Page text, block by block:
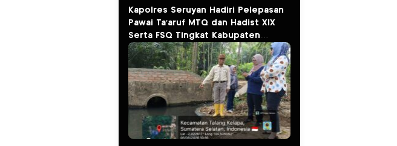
Kapolres Seruyan Hadiri Pelepasan
Pawai Ta’aruf MTQ dan Hadist XlX
Serta FSQ Tingkat Kabupaten
Seruyan Tahun 2026.